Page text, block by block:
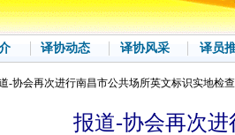
译协动态 译协风采 译员
-协会再次进行南昌市公共场所英文标识实地检查
报道-协会再次